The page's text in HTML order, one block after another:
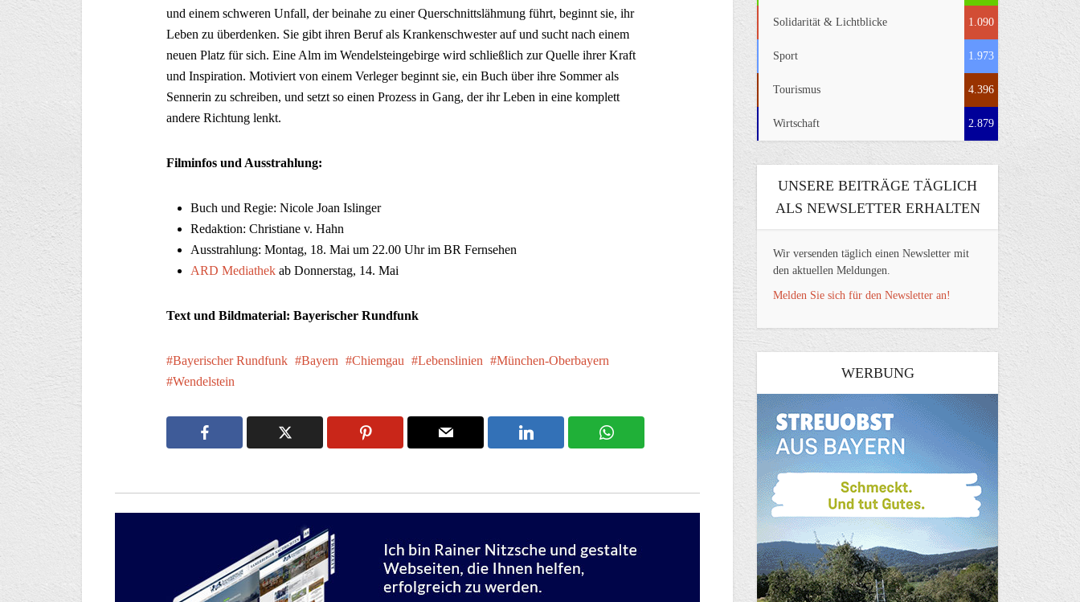
und einem schweren Unfall, der beinahe zu einer Querschnittslähmung führt, beginnt sie, ihr
Leben zu überdenken. Sie gibt ihren Beruf als Krankenschwester auf und sucht nach einem
neuen Platz für sich. Eine Alm im Wendelsteingebirge wird schließlich zur Quelle ihrer Kraft
und Inspiration. Motiviert von einem Verleger beginnt sie, ein Buch über ihre Sommer als
Sennerin zu schreiben, und setzt so einen Prozess in Gang, der ihr Leben in eine komplett
andere Richtung lenkt.
Filminfos und Ausstrahlung:
Buch und Regie: Nicole Joan Islinger
Redaktion: Christiane v. Hahn
Ausstrahlung: Montag, 18. Mai um 22.00 Uhr im BR Fernsehen
ARD Mediathek ab Donnerstag, 14. Mai
Text und Bildmaterial: Bayerischer Rundfunk
Bayerischer Rundfunk Bayern Chiemgau Lebenslinien
München-Oberbayern
Wendelstein
Solidarität & Lichtblicke 1.090
Sport 1.973
Tourismus 4.396
Wirtschaft 2.879
UNSERE BEITRÄGE TÄGLICH
ALS NEWSLETTER ERHALTEN
Wir versenden täglich einen Newsletter mit
den aktuellen Meldungen.
Melden Sie sich für den Newsletter an!
WERBUNG